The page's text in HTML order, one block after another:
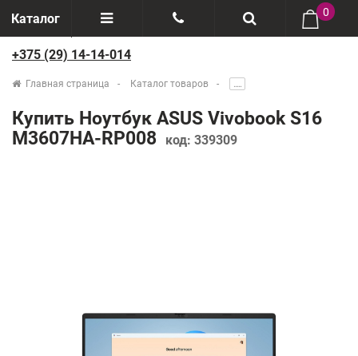
Каталог
Отзывы
Производители
+375(29) 888-44-44
0
+375 (29) 14-14-014
Главная страница Каталог товаров .....
Купить Ноутбук ASUS Vivobook S16
M3607HA-RP008
код: 339309